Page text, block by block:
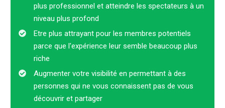
plus professionnel et atteindre les spectateurs à un
niveau plus profond
Etre plus attrayant pour les membres potentiels
parce que l'expérience leur semble beaucoup plus
riche
Augmenter votre visibilité en permettant à des
personnes qui ne vous connaissent pas de vous
découvrir et partager